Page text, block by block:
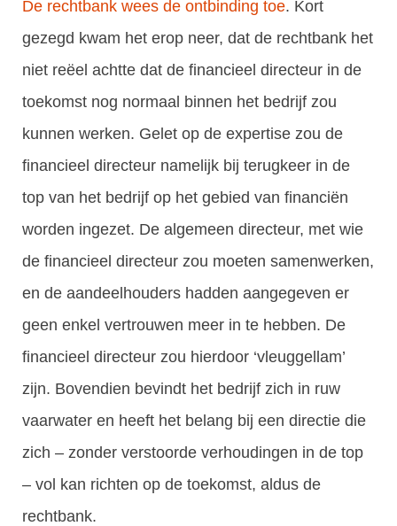
De rechtbank wees de ontbinding toe. Kort
gezegd kwam het erop neer, dat de rechtbank het
niet reëel achtte dat de financieel directeur in de
toekomst nog normaal binnen het bedrijf zou
kunnen werken. Gelet op de expertise zou de
financieel directeur namelijk bij terugkeer in de
top van het bedrijf op het gebied van financiën
worden ingezet. De algemeen directeur, met wie
de financieel directeur zou moeten samenwerken,
en de aandeelhouders hadden aangegeven er
geen enkel vertrouwen meer in te hebben. De
financieel directeur zou hierdoor ‘vleuggellam’
zijn. Bovendien bevindt het bedrijf zich in ruw
vaarwater en heeft het belang bij een directie die
zich – zonder verstoorde verhoudingen in de top
– vol kan richten op de toekomst, aldus de
rechtbank.